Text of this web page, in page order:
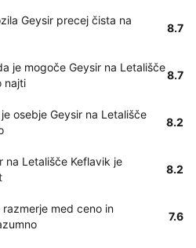
Geysir precej čista na
8.7
je mogoče Geysir na Letališče
najti
8.7
osebje Geysir na Letališče
8.2
na Letališče Keflavik je
8.2
med ceno in
7.6